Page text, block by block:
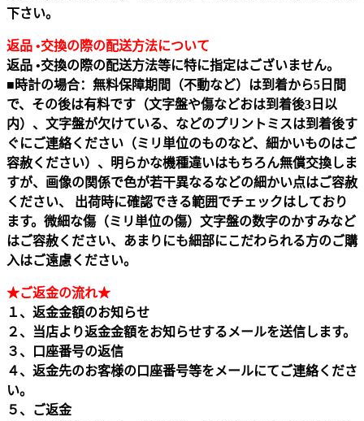
下さい。
返品 •交換の際の配送方法について
返品 •交換の際の配送方法等に特に指定はございません。
■時計の場合：無料保障期間（不動など）は到着から5日間
で、その後は有料です（文字盤や傷などおは到着後3日以
内）、文字盤が欠けている、などのプリントミスは到着後す
ぐにご連絡ください（ミリ単位のものなど、細かいものはご
容赦ください）、明らかな機種違いはもちろん無償交換しま
すが、画像の関係で色が若干異なるなどの細かい点はご容赦
ください、 出荷時に確認できる範囲でチェックはしており
ます。微細な傷（ミリ単位の傷）文字盤の数字のかすみなど
はご容赦ください、あまりにも細部にこだわられる方のご購
入はご遠慮ください。
★ご返金の流れ★
１、返金金額のお知らせ
２、当店より返金金額をお知らせするメールを送信します。
３、口座番号の返信
４、返金先のお客様の口座番号等をメールにてご連絡くださ
い。
５、ご返金